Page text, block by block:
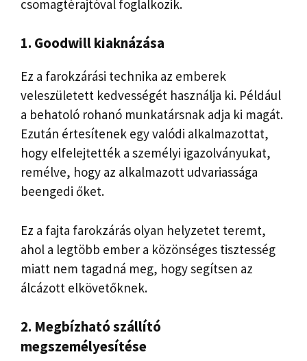
csomagtérajtóval foglalkozik.
1. Goodwill kiaknázása
Ez a farokzárási technika az emberek
veleszületett kedvességét használja ki. Például
a behatoló rohanó munkatársnak adja ki magát.
Ezután értesítenek egy valódi alkalmazottat,
hogy elfelejtették a személyi igazolványukat,
remélve, hogy az alkalmazott udvariassága
beengedi őket.
Ez a fajta farokzárás olyan helyzetet teremt,
ahol a legtöbb ember a közönséges tisztesség
miatt nem tagadná meg, hogy segítsen az
álcázott elkövetőknek.
2. Megbízható szállító
megszemélyesítése